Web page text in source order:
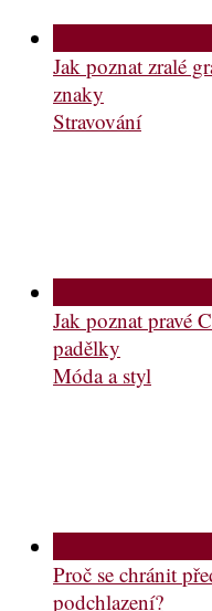
Jak poznat zralé
znaky
Stravování
Jak poznat pravé
padělky
Móda a styl
Proč se chránit
podchlazení?